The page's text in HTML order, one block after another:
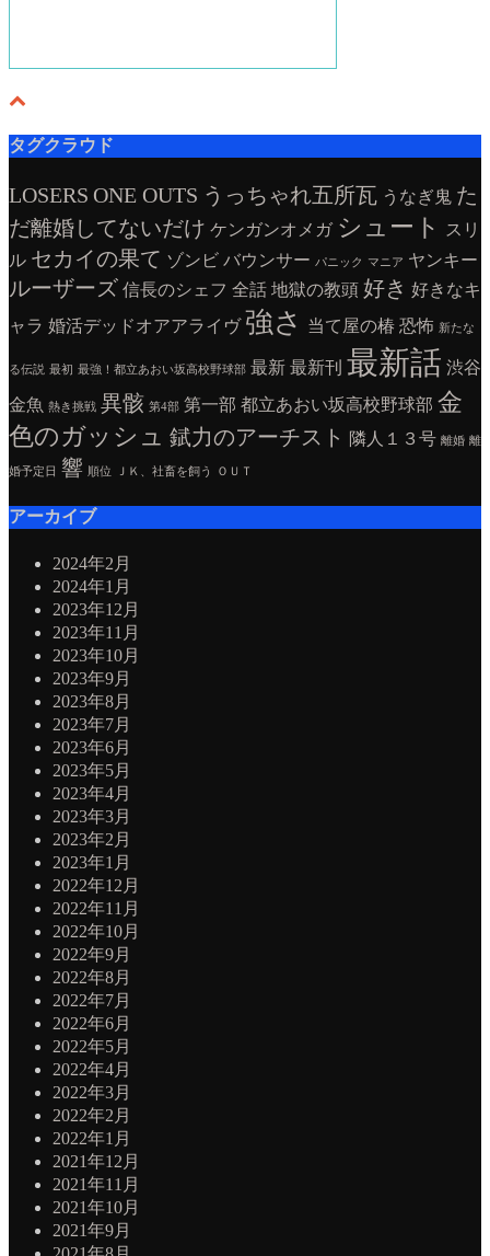
タグクラウド
LOSERS ONE OUTS うっちゃれ五所瓦 うなぎ鬼 た
だ離婚してないだけ ケンガンオメガ シュート
スリ
ル セカイの果て ゾンビ バウンサー パニック マニア ヤンキー
ルーザーズ 信長のシェフ 全話 地獄の教頭 好き 好きなキ
ャラ 婚活デッドオアアライヴ 強さ 当て屋の椿 恐怖 新たな
る伝説 最初 最強！都立あおい坂高校野球部 最新 最新刊 最新話 渋谷
金魚 熱き挑戦 異骸 第4部 第一部 都立あおい坂高校野球部 金
色のガッシュ 錻力のアーチスト 隣人１３号 離婚 離
婚予定日 響 順位 ＪＫ、社畜を飼う ＯＵＴ
アーカイブ
2024年2月
2024年1月
2023年12月
2023年11月
2023年10月
2023年9月
2023年8月
2023年7月
2023年6月
2023年5月
2023年4月
2023年3月
2023年2月
2023年1月
2022年12月
2022年11月
2022年10月
2022年9月
2022年8月
2022年7月
2022年6月
2022年5月
2022年4月
2022年3月
2022年2月
2022年1月
2021年12月
2021年11月
2021年10月
2021年9月